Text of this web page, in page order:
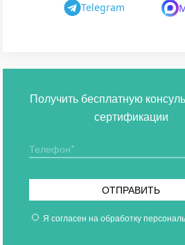
Telegram
Получить бесплатную
сертификации
ОТПРАВИТЬ
Я согласен на обработку